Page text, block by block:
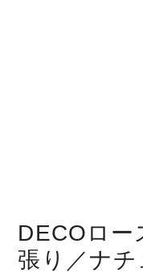
DECOロー
張り／ナチ